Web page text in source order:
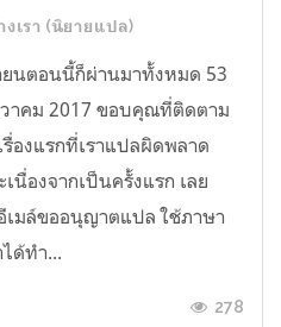
งเรา (นิยายแปล)
นตอนนี้ก็ผ่านมาทั้งหมด 53
าคม 2017 ขอบคุณที่ติดตาม
องแรกที่เราแปลผิดพลาด
นื่องจากเป็นครั้งแรก เลย
เมล์ขออนุญาตแปล ใช้ภาษา
ด้ทำ...
278